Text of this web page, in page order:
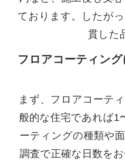
ております。したがっ
貫した
フロアコーティン
まず、フロアコーテ
般的な住宅であれば1
ーティングの種類や
調査で正確な日数を